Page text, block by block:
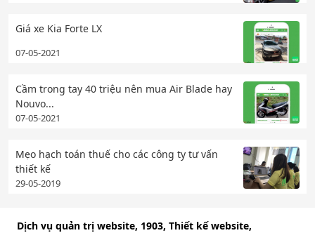
Giá xe Kia Forte LX
07-05-2021
Cầm trong tay 40 triệu nên mua Air Blade hay
Nouvo...
07-05-2021
Mẹo hạch toán thuế cho các công ty tư vấn
thiết kế
29-05-2019
Dịch vụ quản trị website, 1903, Thiết kế website,